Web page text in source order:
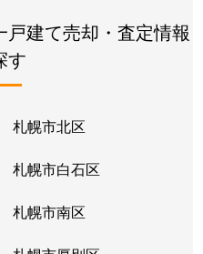
建て売却・査定情報
す
札幌市北区
札幌市白石区
札幌市南区